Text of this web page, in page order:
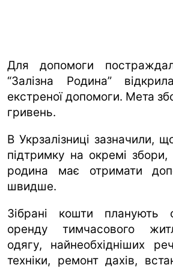
Для допомоги
“Залізна Родина”
екстреної допомоги. Мета
гривень.
В Укрзалізниці зазначили,
підтримку на окремі збори,
родина має отримати
швидше.
Зібрані кошти планують
оренду тимчасового
одягу, найнеобхідніших
техніки, ремонт дахів,